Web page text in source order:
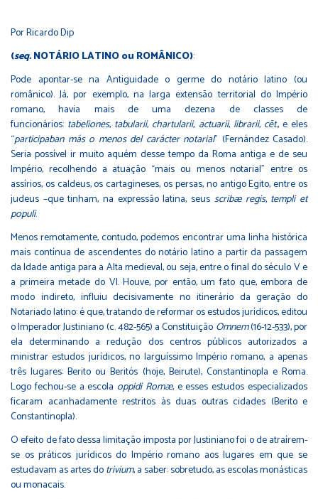
Por Ricardo Dip
(seq.NOTÁRIO LATINO ou ROMÂNICO):
Pode apontar-se na Antiguidade o germe do notário latino (ou
românico). Já, por exemplo, na larga extensão territorial do Império
romano, havia mais de uma dezena de classes de
funcionários: tabeliones, tabularii, chartularii, actuarii, librarii, cēt., e eles
“participaban más o menos del carácter notarial” (Fernández Casado).
Seria possível ir muito aquém desse tempo da Roma antiga e de seu
Império, recolhendo a atuação “mais ou menos notarial” entre os
assírios, os caldeus, os cartagineses, os persas, no antigo Egito, entre os
judeus –que tinham, na expressão latina, seus scribæ regis, templi et
populi.
Menos remotamente, contudo, podemos encontrar uma linha histórica
mais contínua de ascendentes do notário latino a partir da passagem
da Idade antiga para a Alta medieval, ou seja, entre o final do século V e
a primeira metade do VI. Houve, por então, um fato que, embora de
modo indireto, influiu decisivamente no itinerário da geração do
Notariado latino: é que, tratando de reformar os estudos jurídicos, editou
o Imperador Justiniano (c. 482-565) a Constituição Omnem(16-12-533), por
ela determinando a redução dos centros públicos autorizados a
ministrar estudos jurídicos, no larguíssimo Império romano, a apenas
três lugares: Berito ou Beritós (hoje, Beirute), Constantinopla e Roma.
Logo fechou-se a escola oppidi Romæ, e esses estudos especializados
ficaram acanhadamente restritos às duas outras cidades (Berito e
Constantinopla).
O efeito de fato dessa limitação imposta por Justiniano foi o de atraírem-
se os práticos jurídicos do Império romano aos lugares em que se
estudavam as artes dotrivium, a saber: sobretudo, as escolas monásticas
ou monacais.